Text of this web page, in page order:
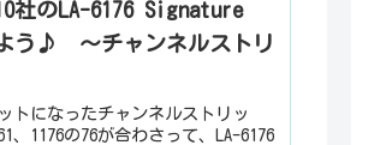
社のLA-6176 Signature
う♪ ～チャンネルストリ
トになったチャンネルストリッ
、1176の76が合わさって、LA-6176